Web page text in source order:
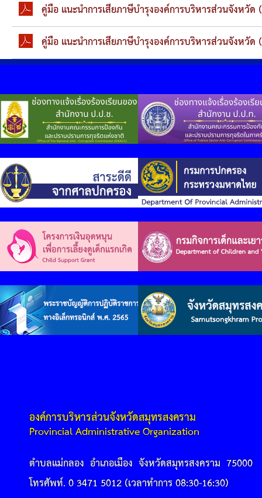
คู่มือ แนะนำการเสียภาษีบำรุงองค์การบริหารส่วนจังหวัด
คู่มือ แนะนำการเสียภาษีบำรุงองค์การบริหารส่วนจังหวัด
องค์การบริหารส่วนจังหวัดสมุทรสงคราม
Provincial Administrative Organization
ตำบลแม่กลอง อำเภอเมือง จังหวัดสมุทรสงคราม 75000
โทรศัพท์. 0 3471 5012 (เวลาทำการ 08:30-16:30)